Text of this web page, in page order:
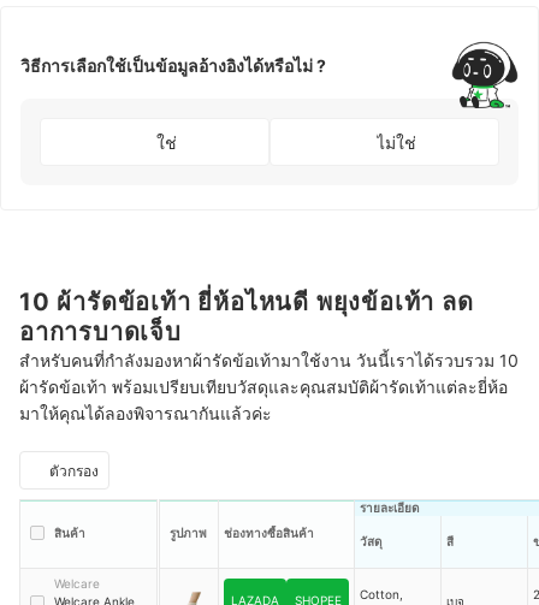
วิธีการเลือกใช้เป็นข้อมูลอ้างอิงได้หรือไม่ ?
ใช่ ไม่ใช่
10 ผ้ารัดข้อเท้า ยี่ห้อไหนดี พยุงข้อเท้า ลด
อาการบาดเจ็บ
สำหรับคนที่กำลังมองหาผ้ารัดข้อเท้ามาใช้งาน วันนี้เราได้รวบรวม 10
ผ้ารัดข้อเท้า พร้อมเปรียบเทียบวัสดุและคุณสมบัติผ้ารัดเท้าแต่ละยี่ห้อ
มาให้คุณได้ลองพิจารณากันแล้วค่ะ
ตัวกรอง
สินค้า รูปภาพ ช่องทางซื้อสินค้า
รายละเอียด
วัสดุ สี
Welcare
Welcare Ankle
LAZADA SHOPEE
Cotton,
เบจ